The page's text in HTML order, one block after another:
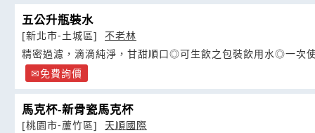
五公升瓶裝水
[新北市-土城區]
不老林
精密過濾，滴滴純淨，甘甜順口◎可生飲之包裝飲用水◎一次
免費詢價
馬克杯-新骨瓷馬克杯
[桃園市-蘆竹區]
天順國際